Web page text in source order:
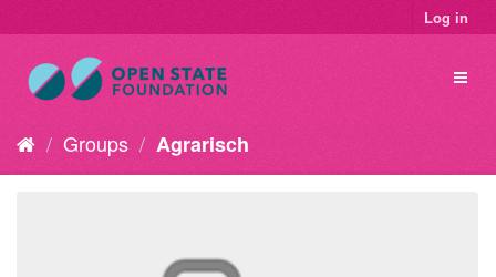
Log in
Groups Agrarisch